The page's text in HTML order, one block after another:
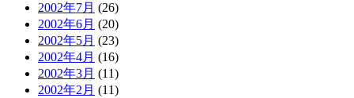
2002年7月 (26)
2002年6月 (20)
2002年5月 (23)
2002年4月 (16)
2002年3月 (11)
2002年2月 (11)